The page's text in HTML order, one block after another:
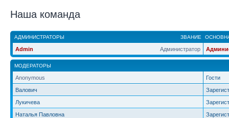
Наша команда
ЗВАНИЕ
АДМИНИСТРАТОРЫ
Администратор
Admin
МОДЕРАТОРЫ
Anonymous
Гости
Валович
Лукичева
Наталья Павловна